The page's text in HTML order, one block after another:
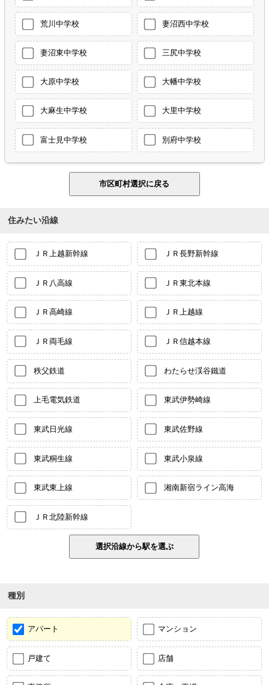
荒川中学校 妻沼西中学校
妻沼東中学校 三尻中学校
大原中学校 大幡中学校
大麻生中学校 大里中学校
富士見中学校 別府中学校
住みたい沿線
ＪＲ上越新幹線 ＪＲ長野新幹線
ＪＲ八高線 ＪＲ東北本線
ＪＲ高崎線 ＪＲ上越線
ＪＲ両毛線 ＪＲ信越本線
秩父鉄道 わたらせ渓谷鐵道
上毛電気鉄道 東武伊勢崎線
東武日光線 東武佐野線
東武桐生線 東武小泉線
東武東上線 湘南新宿ライン高海
ＪＲ北陸新幹線
種別
アパート マンション
戸建て 店舗